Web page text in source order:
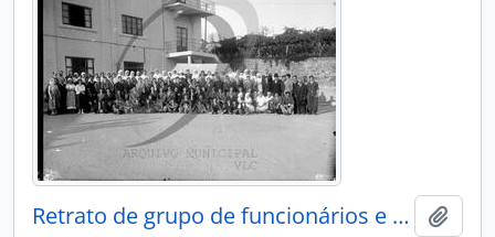
Retrato de grupo de funcionários e familiares da empresa Martins & Rebello